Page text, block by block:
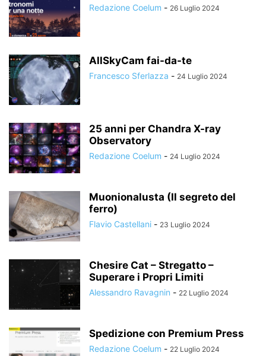
Redazione Coelum - 26 Luglio 2024
AllSkyCam fai-da-te
Francesco Sferlazza - 24 Luglio 2024
25 anni per Chandra X-ray
Observatory
Redazione Coelum - 24 Luglio 2024
Muonionalusta (Il segreto del
ferro)
Flavio Castellani - 23 Luglio 2024
Chesire Cat – Stregatto –
Superare i Propri Limiti
Alessandro Ravagnin - 22 Luglio 2024
Spedizione con Premium Press
Redazione Coelum - 22 Luglio 2024